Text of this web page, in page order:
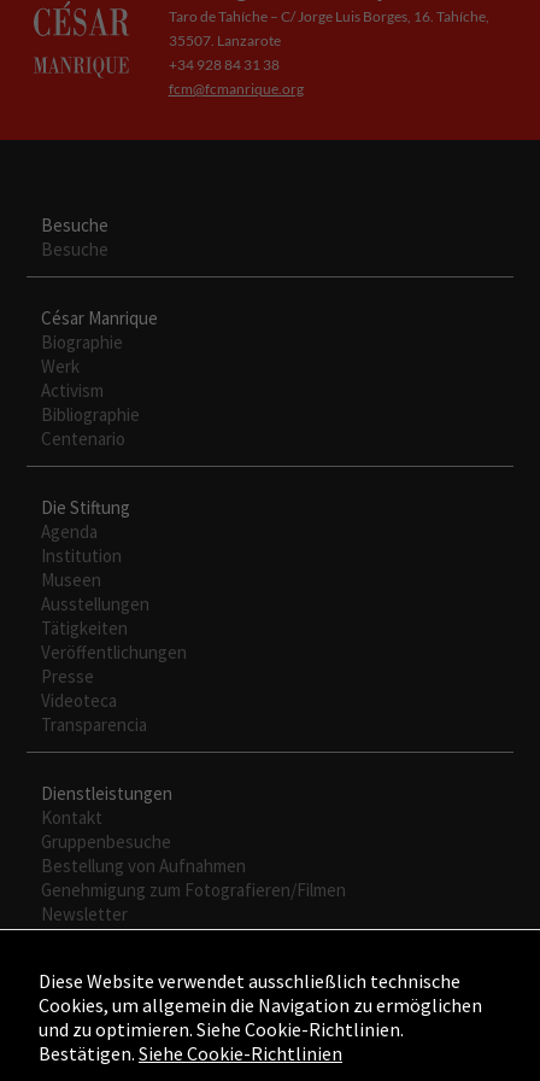
Taro de Tahíche – C/ Jorge Luis Borges, 16. Tahíche,
35507. Lanzarote
+34 928 84 31 38
fcm@fcmanrique.org
Besuche
Besuche
César Manrique
Biographie
Werk
Activism
Bibliographie
Centenario
Die Stiftung
Agenda
Institution
Museen
Ausstellungen
Tätigkeiten
Veröffentlichungen
Presse
Videoteca
Transparencia
Dienstleistungen
Kontakt
Gruppenbesuche
Bestellung von Aufnahmen
Genehmigung zum Fotografieren/Filmen
Newsletter
Diese Website verwendet ausschließlich technische
Cookies, um allgemein die Navigation zu ermöglichen
und zu optimieren. Siehe Cookie-Richtlinien.
Bestätigen. Siehe Cookie-Richtlinien
necesarias